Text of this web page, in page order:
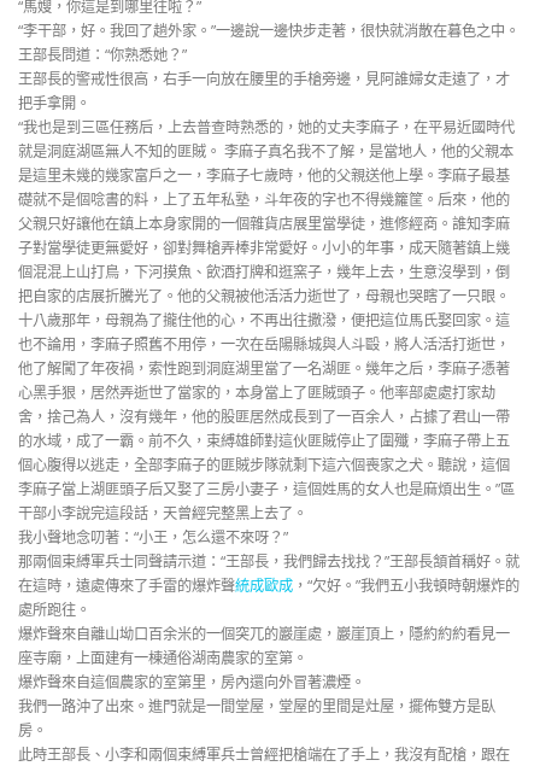
“馬嫂，你這是到哪里往啦？”
“李干部，好。我回了趟外家。”一邊說一邊快步走著，很快就消散在暮色之中。
王部長問道：“你熟悉她？”
王部長的警戒性很高，右手一向放在腰里的手槍旁邊，見阿誰婦女走遠了，才
把手拿開。
“我也是到三區任務后，上去普查時熟悉的，她的丈夫李麻子，在平易近國時代
就是洞庭湖區無人不知的匪賊。 李麻子真名我不了解，是當地人，他的父親本
是這里未幾的幾家富戶之一，李麻子七歲時，他的父親送他上學。李麻子最基
礎就不是個唸書的料，上了五年私塾，斗年夜的字也不得幾籮筐。后來，他的
父親只好讓他在鎮上本身家開的一個雜貨店展里當學徒，進修經商。誰知李麻
子對當學徒更無愛好，卻對舞槍弄棒非常愛好。小小的年事，成天隨著鎮上幾
個混混上山打鳥，下河摸魚、飲酒打牌和逛窯子，幾年上去，生意沒學到，倒
把自家的店展折騰光了。他的父親被他活活力逝世了，母親也哭瞎了一只眼。
十八歲那年，母親為了攏住他的心，不再出往撒潑，便把這位馬氏娶回家。這
也不論用，李麻子照舊不用停，一次在岳陽縣城與人斗毆，將人活活打逝世，
他了解闖了年夜禍，索性跑到洞庭湖里當了一名湖匪。幾年之后，李麻子憑著
心黑手狠，居然弄逝世了當家的，本身當上了匪賊頭子。他率部處處打家劫
舍，捨己為人，沒有幾年，他的股匪居然成長到了一百余人，占據了君山一帶
的水域，成了一霸。前不久，束縛雄師對這伙匪賊停止了圍殲，李麻子帶上五
個心腹得以逃走，全部李麻子的匪賊步隊就剩下這六個喪家之犬。聽說，這個
李麻子當上湖匪頭子后又娶了三房小妻子，這個姓馬的女人也是麻煩出生。”區
干部小李說完這段話，天曾經完整黑上去了。
我小聲地念叨著：“小王，怎么還不來呀？”
那兩個束縛軍兵士同聲請示道：“王部長，我們歸去找找？”王部長頷首稱好。就
在這時，遠處傳來了手雷的爆炸聲統成歐成 ，“欠好。”我們五小我頓時朝爆炸的
處所跑往。
爆炸聲來自離山坳口百余米的一個突兀的巖崖處，巖崖頂上，隱約約約看見一
座寺廟，上面建有一棟通俗湖南農家的室第。
爆炸聲來自這個農家的室第里，房內還向外冒著濃煙。
我們一路沖了出來。進門就是一間堂屋，堂屋的里間是灶屋，擺佈雙方是臥
房。
此時王部長、小李和兩個束縛軍兵士曾經把槍端在了手上，我沒有配槍，跟在